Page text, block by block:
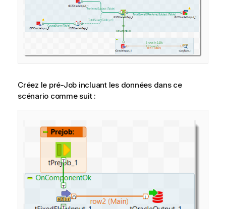
Créez le pré-Job incluant les données dans ce
scénario comme suit :